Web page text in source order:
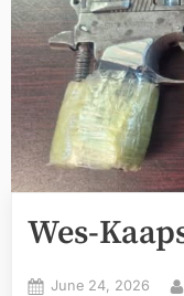
Wes-
Posted
June 24, 2026